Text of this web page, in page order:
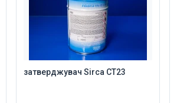
затверджувач Sirca CT23